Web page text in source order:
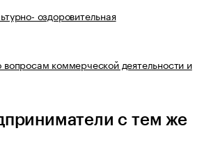
оздоровительная
вопросам коммерческой деятельности и
с тем же